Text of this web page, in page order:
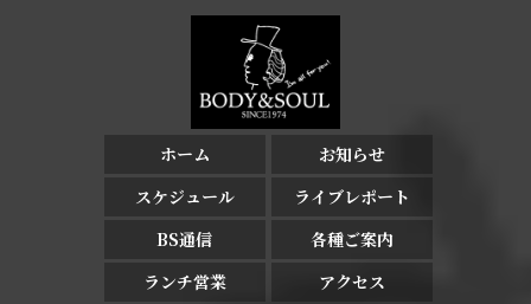
ホーム
お知らせ
スケジュール
ライブレポート
BS通信
各種ご案内
ランチ営業
アクセス